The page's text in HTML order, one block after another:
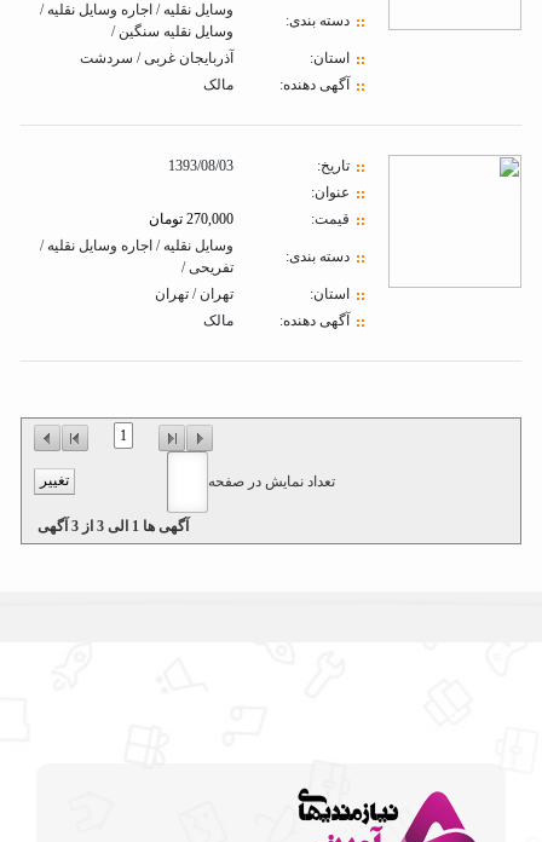
دسته بندی:
وسایل نقلیه / اجاره وسایل نقلیه /
وسایل نقلیه سنگین /
استان:
آذربایجان غربی / سردشت
آگهی دهنده:
مالک
تاريخ:
1393/08/03
عنوان:
قیمت:
270,000 تومان
دسته بندی:
وسایل نقلیه / اجاره وسایل نقلیه /
تفریحی /
استان:
تهران / تهران
آگهی دهنده:
مالک
1
تعداد نمایش در صفحه
آگهی ها 1 الی 3 از 3 آگهی